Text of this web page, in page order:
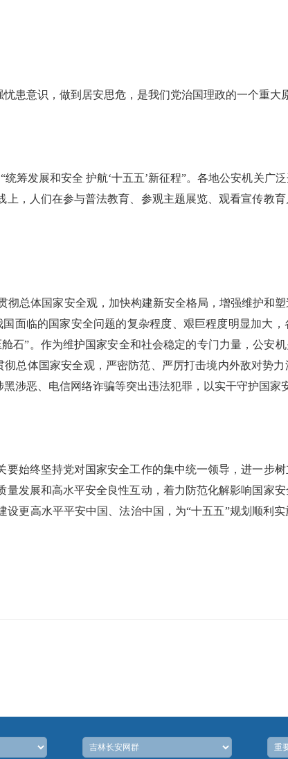
患意识，做到居安思危，是我们党治国理政的一个重大
筹发展和安全 护航‘十五五’新征程”。各地公安机关广
，人们在参与普法教育、参观主题展览、观看宣传教
彻总体国家安全观，加快构建新安全格局，增强维护和
面临的国家安全问题的复杂程度、艰巨程度明显加大
石”。作为维护国家安全和社会稳定的专门力量，公安
彻总体国家安全观，严密防范、严厉打击境内外敌对势
涉恶、电信网络诈骗等突出违法犯罪，以实干守护国家
始终坚持党对国家安全工作的集中统一领导，进一步
发展和高水平安全良性互动，着力防范化解影响国家
更高水平平安中国、法治中国，为“十五五”规划顺利